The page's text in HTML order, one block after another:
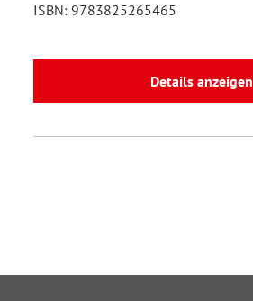
ISBN: 9783825265465
Details anzeigen